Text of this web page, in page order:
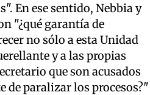
En ese sentido, Nebbia y
"¿qué garantía de
no sólo a esta Unidad
y a las propias
que son acusados
de paralizar los procesos?"